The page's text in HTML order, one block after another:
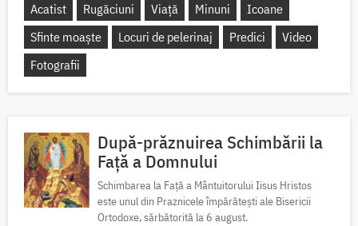
Acatist Rugăciuni Viață Minuni
Icoane
Sfinte moaște
Locuri de pelerinaj Predici
Video
Fotografii
După-prăznuirea Schimbării la
Față a Domnului
Schimbarea la Față a Mântuitorului Iisus Hristos
este unul din Praznicele împărătești ale Bisericii
Ortodoxe, sărbătorită la 6 august.